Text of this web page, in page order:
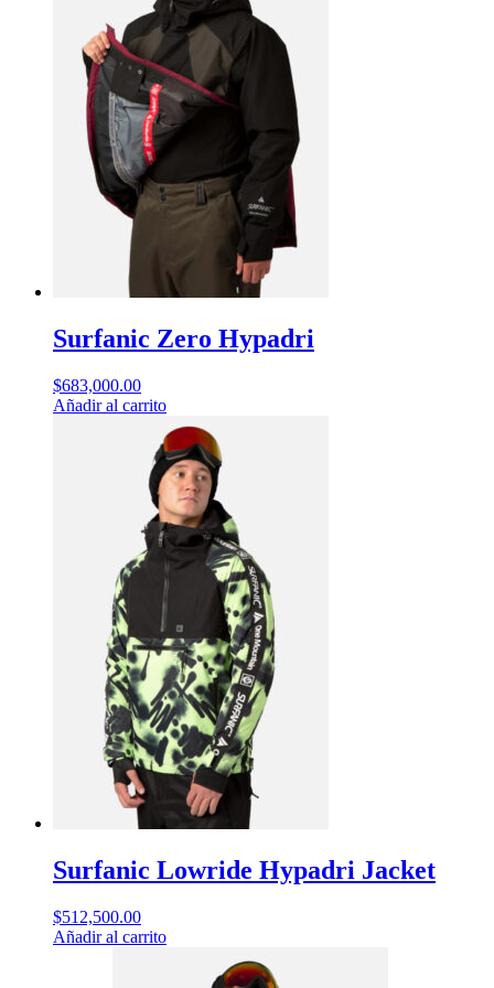
Surfanic Zero Hypadri
$683,000.00
Añadir al carrito
Surfanic Lowride Hypadri Jacket
$512,500.00
Añadir al carrito